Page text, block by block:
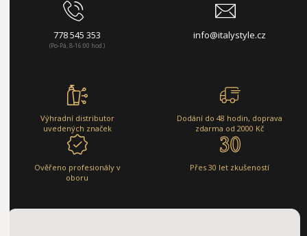
778 545 353
(Po-Pá, 8-16:00 hod.)
info@italystyle.cz
Výhradní distributor
uvedených značek
Dodání do 48 hodin, doprava
zdarma od 2000 Kč
Ověřeno profesionály v
oboru
Přes 30 let zkušeností